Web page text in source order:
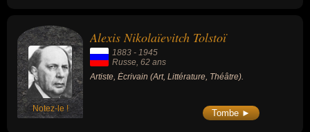
Notez-le !
Alexis Nikolaïevitch Tolstoï
1883 - 1945
Russe, 62 ans
Artiste, Écrivain (Art, Littérature, Théâtre).
Tombe ►